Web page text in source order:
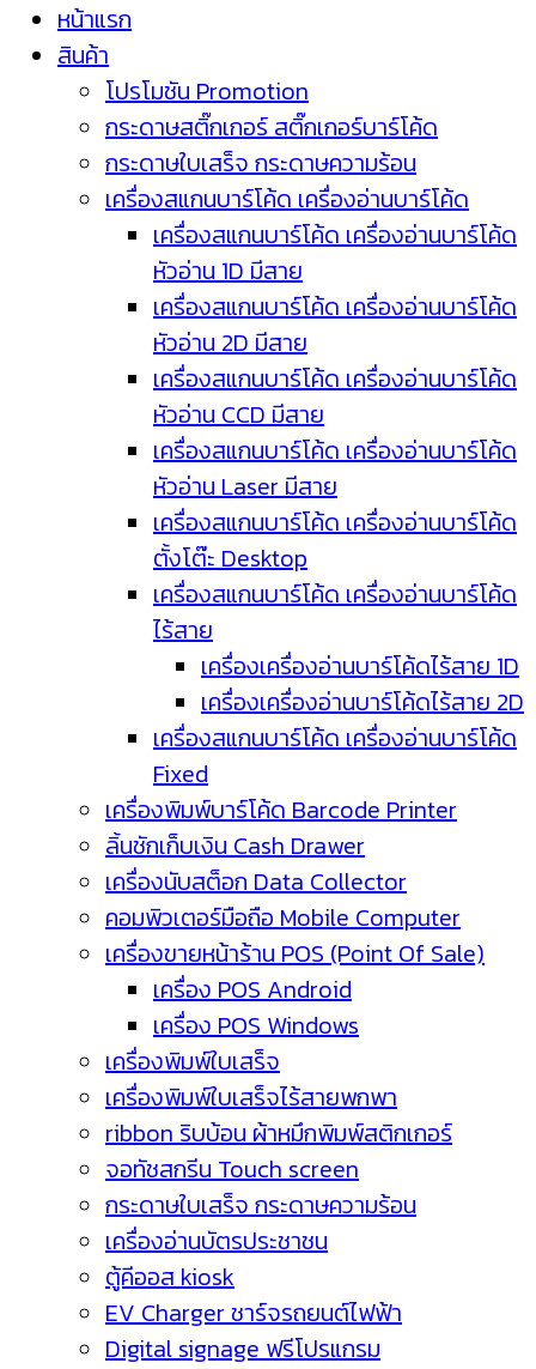
หน้าแรก
สินค้า
โปรโมชัน Promotion
กระดาษสติ๊กเกอร์ สติ๊กเกอร์บาร์โค้ด
กระดาษใบเสร็จ กระดาษความร้อน
เครื่องสแกนบาร์โค้ด เครื่องอ่านบาร์โค้ด
เครื่องสแกนบาร์โค้ด เครื่องอ่านบาร์โค้ด
หัวอ่าน 1D มีสาย
เครื่องสแกนบาร์โค้ด เครื่องอ่านบาร์โค้ด
หัวอ่าน 2D มีสาย
เครื่องสแกนบาร์โค้ด เครื่องอ่านบาร์โค้ด
หัวอ่าน CCD มีสาย
เครื่องสแกนบาร์โค้ด เครื่องอ่านบาร์โค้ด
หัวอ่าน Laser มีสาย
เครื่องสแกนบาร์โค้ด เครื่องอ่านบาร์โค้ด
ตั้งโต๊ะ Desktop
เครื่องสแกนบาร์โค้ด เครื่องอ่านบาร์โค้ด
ไร้สาย
เครื่องเครื่องอ่านบาร์โค้ดไร้สาย 1D
เครื่องเครื่องอ่านบาร์โค้ดไร้สาย 2D
เครื่องสแกนบาร์โค้ด เครื่องอ่านบาร์โค้ด
Fixed
เครื่องพิมพ์บาร์โค้ด Barcode Printer
ลิ้นชักเก็บเงิน Cash Drawer
เครื่องนับสต็อก Data Collector
คอมพิวเตอร์มือถือ Mobile Computer
เครื่องขายหน้าร้าน POS (Point Of Sale)
เครื่อง POS Android
เครื่อง POS Windows
เครื่องพิมพ์ใบเสร็จ
เครื่องพิมพ์ใบเสร็จไร้สายพกพา
ribbon ริบบ้อน ผ้าหมึกพิมพ์สติกเกอร์
จอทัชสกรีน Touch screen
กระดาษใบเสร็จ กระดาษความร้อน
เครื่องอ่านบัตรประชาชน
ตู้คีออส kiosk
EV Charger ชาร์จรถยนต์ไฟฟ้า
Digital signage ฟรีโปรแกรม